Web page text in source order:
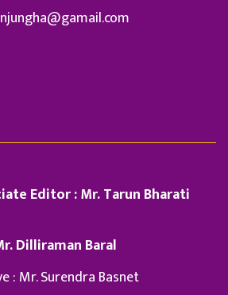
Editor : Mr. Tarun Bharati
Dilliraman Baral
: Mr. Surendra Basnet